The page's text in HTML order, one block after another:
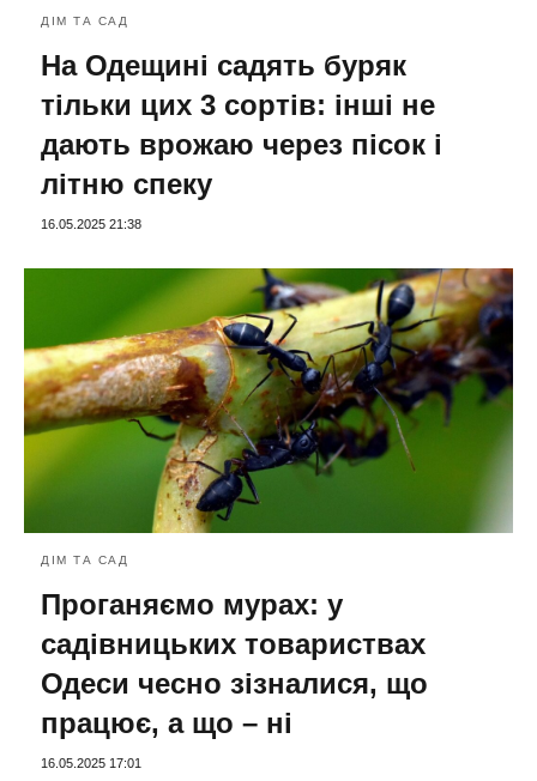
ДІМ ТА САД
На Одещині садять буряк
тільки цих 3 сортів: інші не
дають врожаю через пісок і
літню спеку
16.05.2025 21:38
ДІМ ТА САД
Проганяємо мурах: у
садівницьких товариствах
Одеси чесно зізналися, що
працює, а що – ні
16.05.2025 17:01